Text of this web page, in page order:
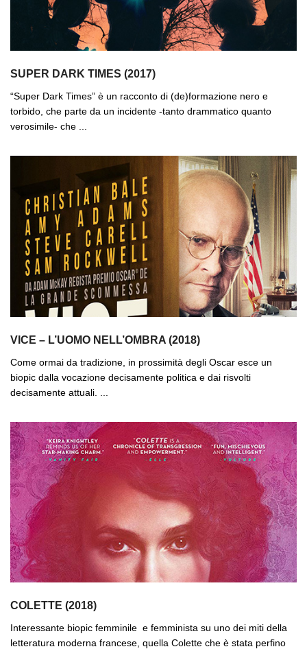
SUPER DARK TIMES (2017)
“Super Dark Times” è un racconto di (de)formazione nero e
torbido, che parte da un incidente -tanto drammatico quanto
verosimile- che ...
VICE – L’UOMO NELL’OMBRA (2018)
Come ormai da tradizione, in prossimità degli Oscar esce un
biopic dalla vocazione decisamente politica e dai risvolti
decisamente attuali. ...
COLETTE (2018)
Interessante biopic femminile e femminista su uno dei miti della
letteratura moderna francese, quella Colette che è stata perfino